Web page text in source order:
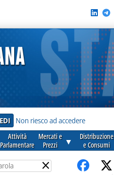
Non riesco ad accedere
Attività
Parlamentare
Mercati e
Prezzi
▼
Distribuzione
e Consumi
×